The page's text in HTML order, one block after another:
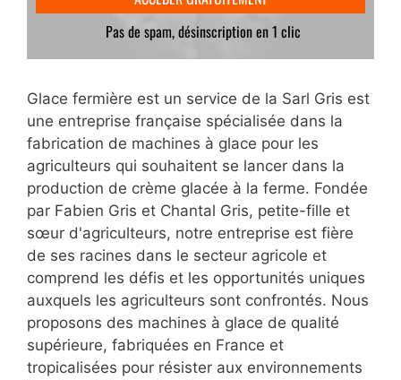
Glace fermière est un service de la Sarl Gris est
une entreprise française spécialisée dans la
fabrication de machines à glace pour les
agriculteurs qui souhaitent se lancer dans la
production de crème glacée à la ferme. Fondée
par Fabien Gris et Chantal Gris, petite-fille et
sœur d'agriculteurs, notre entreprise est fière
de ses racines dans le secteur agricole et
comprend les défis et les opportunités uniques
auxquels les agriculteurs sont confrontés. Nous
proposons des machines à glace de qualité
supérieure, fabriquées en France et
tropicalisées pour résister aux environnements